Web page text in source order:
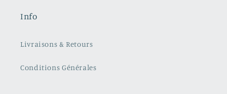
Info
Livraisons & Retours
Conditions Générales